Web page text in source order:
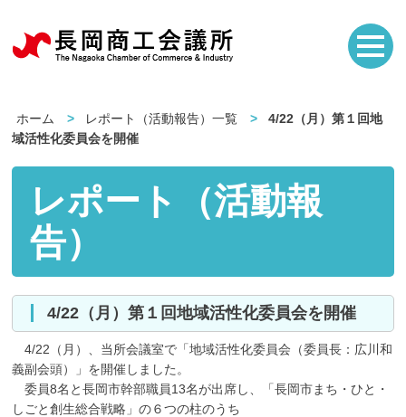
ホーム レポート（活動報告）一覧
4/22（月）第１回地
域活性化委員会を開催
レポート（活動報
告）
4/22（月）第１回地域活性化委員会を開催
4/22（月）、当所会議室で「地域活性化委員会（委員長：広川和
義副会頭）」を開催しました。
委員8名と長岡市幹部職員13名が出席し、「長岡市まち・ひと・
しごと創生総合戦略」の６つの柱のうち